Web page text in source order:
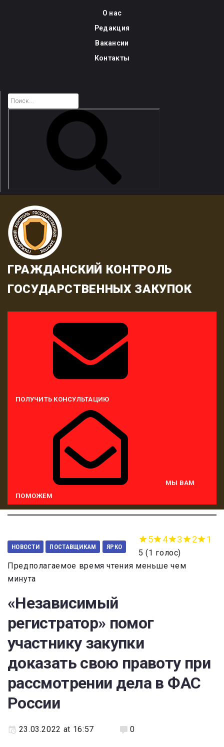
О нас
Редакция
Вакансии
Контакты
ГРАЖДАНСКИЙ КОНТРОЛЬ
ГОСУДАРСТВЕННЫХ ЗАКУПОК
ПОЛУЧИТЬ КОНСУЛЬТАЦИЮ
МЫ ВАМ
ПОМОЖЕМ
НОВОСТИ ПОСТАВЩИКАМ ЯРКО
5 4 3 2 1
5 (1 голос)
Предполагаемое время чтения меньше чем
минута
«Независимый
регистратор» помог
участнику закупки
доказать свою правоту при
рассмотрении дела в ФАС
России
23.03.2022 at 16:57 0